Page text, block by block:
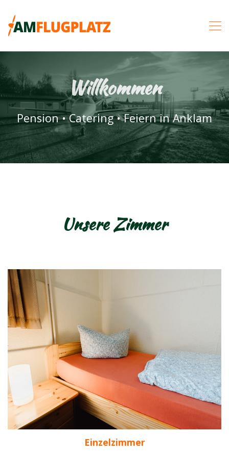
Willkommen
Pension • Catering • Feiern in Anklam
Unsere Zimmer
Einzelzimmer